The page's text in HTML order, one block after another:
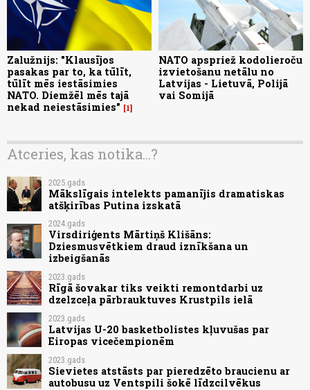
Zalužnijs: "Klausījos
pasakas par to, ka tūlīt,
tūlīt mēs iestāsimies
NATO. Diemžēl mēs tajā
nekad neiestāsimies"
1
NATO apspriež kodolieroču
izvietošanu netālu no
Latvijas - Lietuvā, Polijā
vai Somijā
Atceries, kas notika...?
2025.gads
Mākslīgais intelekts pamanījis dramatiskas
atšķirības Putina izskatā
2024.gads
Virsdiriģents Mārtiņš Klišāns:
Dziesmusvētkiem draud iznīkšana un
izbeigšanās
2023.gads
Rīgā šovakar tiks veikti remontdarbi uz
dzelzceļa pārbrauktuves Krustpils ielā
2023.gads
Latvijas U-20 basketbolistes kļuvušas par
Eiropas vicečempionēm
2023.gads
Sievietes atstāsts par pieredzēto braucienu ar
autobusu uz Ventspili šokē līdzcilvēkus